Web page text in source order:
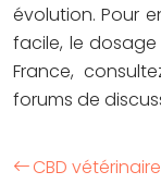
évolution. Pour
facile, le dosage
France,
forums de
CBD